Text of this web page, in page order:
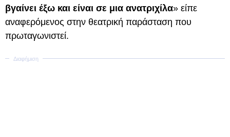
βγαίνει έξω και είναι σε μια ανατριχίλα» είπε
αναφερόμενος στην θεατρική παράσταση που
πρωταγωνιστεί.